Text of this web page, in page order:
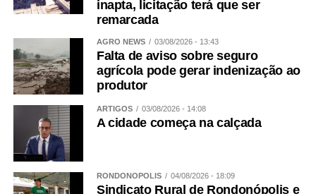
inapta, licitação terá que ser
remarcada
AGRO NEWS 03/08/2026 - 13:43
Falta de aviso sobre seguro
agrícola pode gerar indenização ao
produtor
ARTIGOS 03/08/2026 - 14:08
A cidade começa na calçada
RONDONÓPOLIS 04/08/2026 - 18:09
Sindicato Rural de Rondonópolis e